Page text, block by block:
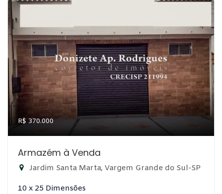
R$ 370.000
Armazém à Venda
Jardim Santa Marta, Vargem Grande do Sul-SP
10 x 25 Dimensões